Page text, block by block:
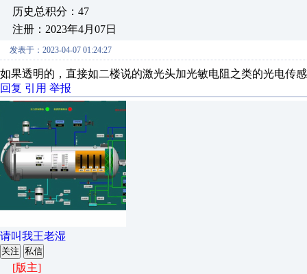
历史总积分：47
注册：2023年4月07日
发表于：2023-04-07 01:24:27
如果透明的，直接如二楼说的激光头加光敏电阻之类的光电传
回复 引用 举报
请叫我王老湿
关注 私信
[版主]